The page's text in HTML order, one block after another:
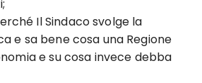
Il Sindaco svolge la
e sa bene cosa una Regione
e su cosa invece debba